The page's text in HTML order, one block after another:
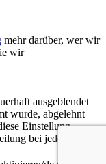
mehr darüber, wer wir
wir
ausgeblendet
wurde, abgelehnt
Einstellung
bei jedem